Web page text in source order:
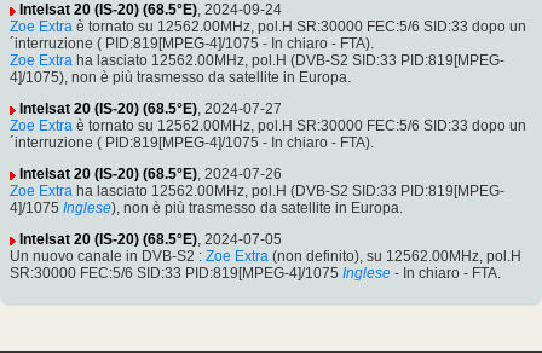
Intelsat 20 (IS-20) (68.5°E), 2024-09-24
Zoe Extra è tornato su 12562.00MHz, pol.H SR:30000 FEC:5/6 SID:33 dopo un
´interruzione ( PID:819[MPEG-4]/1075 - In chiaro - FTA).
Zoe Extra ha lasciato 12562.00MHz, pol.H (DVB-S2 SID:33 PID:819[MPEG-
4]/1075), non è più trasmesso da satellite in Europa.
Intelsat 20 (IS-20) (68.5°E), 2024-07-27
Zoe Extra è tornato su 12562.00MHz, pol.H SR:30000 FEC:5/6 SID:33 dopo un
´interruzione ( PID:819[MPEG-4]/1075 - In chiaro - FTA).
Intelsat 20 (IS-20) (68.5°E), 2024-07-26
Zoe Extra ha lasciato 12562.00MHz, pol.H (DVB-S2 SID:33 PID:819[MPEG-
4]/1075 Inglese), non è più trasmesso da satellite in Europa.
Intelsat 20 (IS-20) (68.5°E), 2024-07-05
Un nuovo canale in DVB-S2 : Zoe Extra (non definito), su 12562.00MHz, pol.H
SR:30000 FEC:5/6 SID:33 PID:819[MPEG-4]/1075 Inglese - In chiaro - FTA.